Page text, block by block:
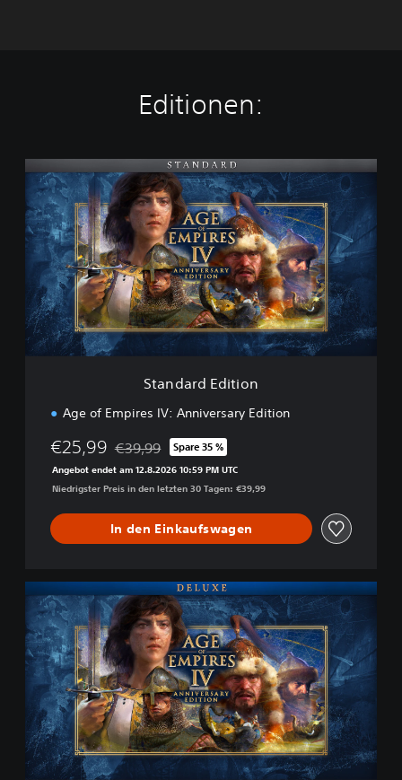
Editionen:
n
d
a
E
d
Standard Edition
Age of Empires IV: Anniversary Edition
€25,99 Preisnachlass gegenüber dem Originalpreis von
€39,99 Spare 35 %
Angebot endet am 12.8.2026 10:59 PM UTC
Niedrigster Preis in den letzten 30 Tagen: €39,99
In den Einkaufswagen
u
x
t
i